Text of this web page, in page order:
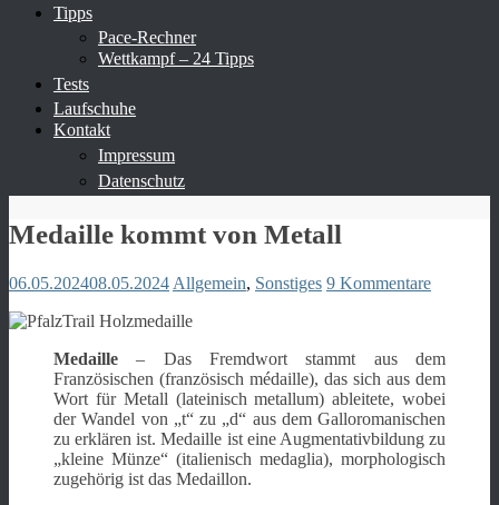
Tipps
Pace-Rechner
Wettkampf – 24 Tipps
Tests
Laufschuhe
Kontakt
Impressum
Datenschutz
Medaille kommt von Metall
06.05.202408.05.2024 Allgemein, Sonstiges 9 Kommentare
Medaille – Das Fremdwort stammt aus dem
Französischen (französisch médaille), das sich aus dem
Wort für Metall (lateinisch metallum) ableitete, wobei
der Wandel von „t“ zu „d“ aus dem Galloromanischen
zu erklären ist. Medaille ist eine Augmentativbildung zu
„kleine Münze“ (italienisch medaglia), morphologisch
zugehörig ist das Medaillon.